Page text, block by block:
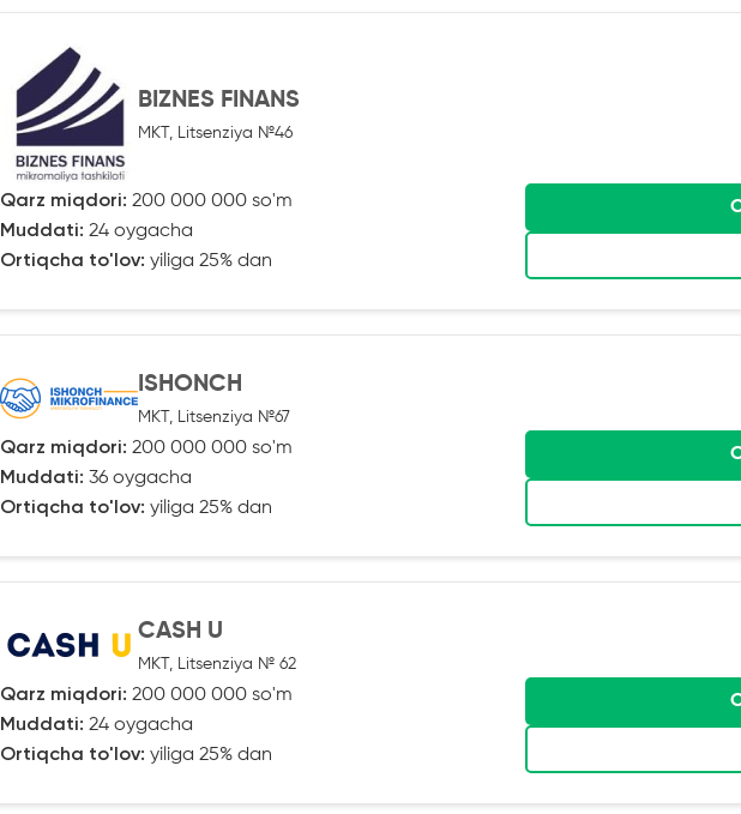
BIZNES FINANS
MKT, Litsenziya №46
Qarz miqdori: 200 000 000 so'm
Muddati: 24 oygacha
Ortiqcha to'lov: yiliga 25% dan
ISHONCH
MKT, Litsenziya №67
Qarz miqdori: 200 000 000 so'm
Muddati: 36 oygacha
Ortiqcha to'lov: yiliga 25% dan
CASH U
MKT, Litsenziya № 62
Qarz miqdori: 200 000 000 so'm
Muddati: 24 oygacha
Ortiqcha to'lov: yiliga 25% dan